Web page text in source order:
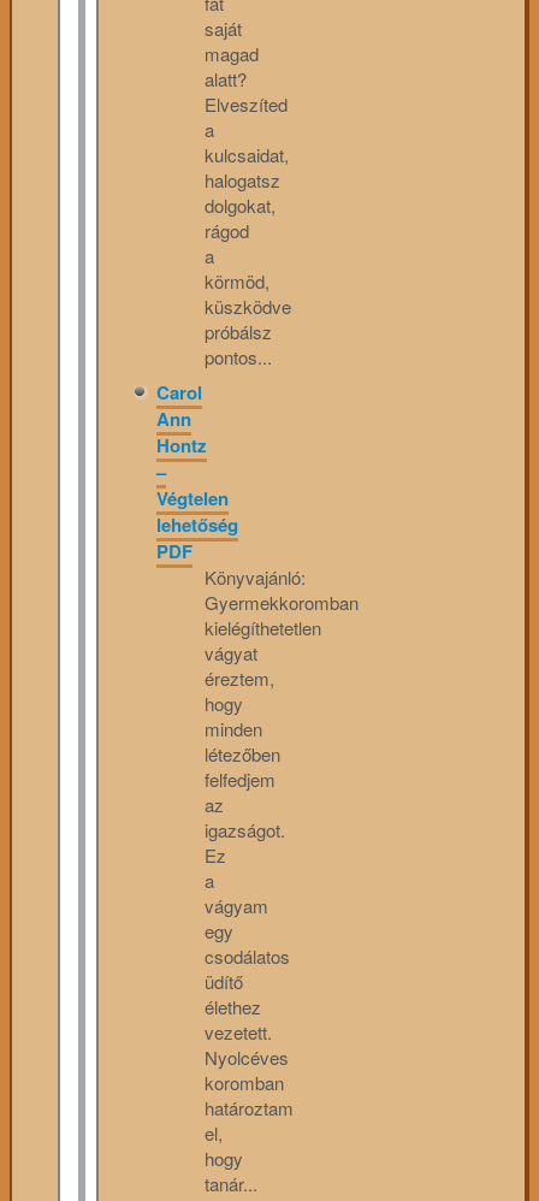
saját
magad
alatt?
Elveszíted
a
kulcsaidat,
halogatsz
dolgokat,
rágod
a
körmöd,
küszködve
próbálsz
pontos...
Carol
Ann
Hontz
–
Végtelen
lehetőség
PDF
Könyvajánló:
Gyermekkoromban
kielégíthetetlen
vágyat
éreztem,
hogy
minden
létezőben
felfedjem
az
igazságot.
Ez
a
vágyam
egy
csodálatos
üdítő
élethez
vezetett.
Nyolcéves
koromban
határoztam
el,
hogy
tanár...